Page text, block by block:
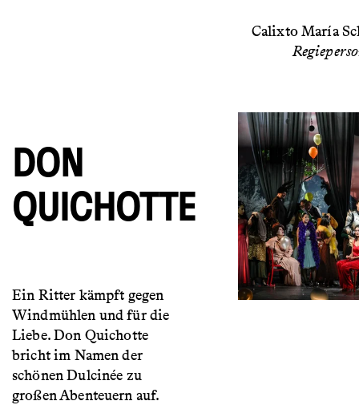
Calixto María
DON
QUICHOTTE
Ein Ritter kämpft gegen
Windmühlen und für die
Liebe. Don Quichotte
bricht im Namen der
schönen Dulcinée zu
großen Abenteuern auf.